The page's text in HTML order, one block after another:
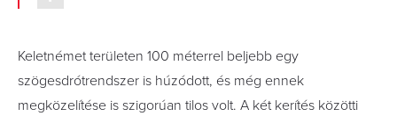
Keletnémet területen 100 méterrel beljebb egy
szögesdrótrendszer is húzódott, és még ennek
megközelítése is szigorúan tilos volt. A két kerítés közötti